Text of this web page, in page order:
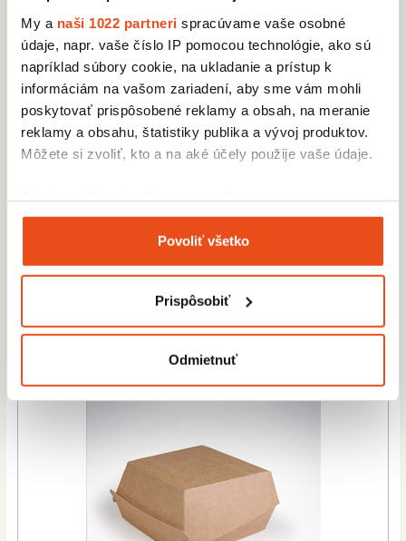
My a naši 1022 partneri spracúvame vaše osobné
údaje, napr. vaše číslo IP pomocou technológie, ako sú
napríklad súbory cookie, na ukladanie a prístup k
informáciám na vašom zariadení, aby sme vám mohli
poskytovať prispôsobené reklamy a obsah, na meranie
reklamy a obsahu, štatistiky publika a vývoj produktov.
Môžete si zvoliť, kto a na aké účely použije vaše údaje.
Zhromažďovať informácie o vašej geografickej
polohe s presnosťou na niekoľko metrov
Identifikovať vaše zariadenie aktívnym
Viac informácií o tom, ako sa spracúvajú vaše osobné
údaje, nájdete v časti svašimi nastaveniami
o používaní súborov cookie.
Na prispôsobenie obsahu a reklám, poskytovanie funkcií
sociálnych médií a analýzu návštevnosti používame
súbory cookie. Informácie o tom, ako používate naše
webové stránky, poskytujeme aj našim partnerom v
oblasti sociálnych médií, inzercie a analýzy. Títo partneri
Povoliť všetko
Prispôsobiť
Odmietnuť
Kornútok biely 150x150
9,84 € s DPH
8,00 € bez DPH
100 ks v balení